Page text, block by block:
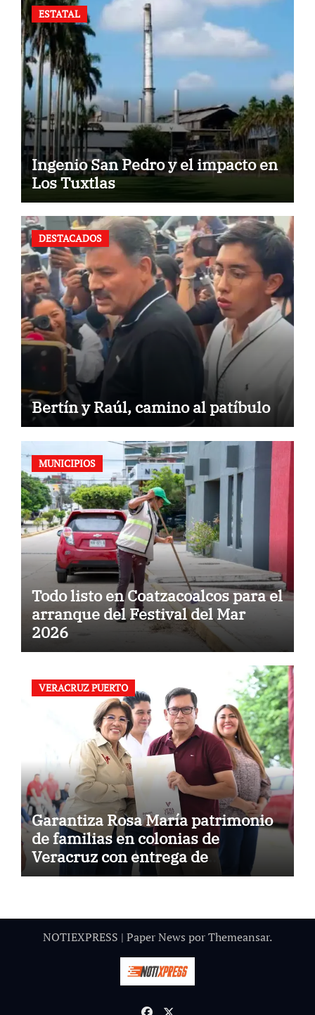
ESTATAL
Ingenio San Pedro y el impacto en
Los Tuxtlas
DESTACADOS
Bertín y Raúl, camino al patíbulo
MUNICIPIOS
Todo listo en Coatzacoalcos para el
arranque del Festival del Mar
2026
VERACRUZ PUERTO
Garantiza Rosa María patrimonio
de familias en colonias de
Veracruz con entrega de
escrituras
NOTIEXPRESS | Paper News porThemeansar.